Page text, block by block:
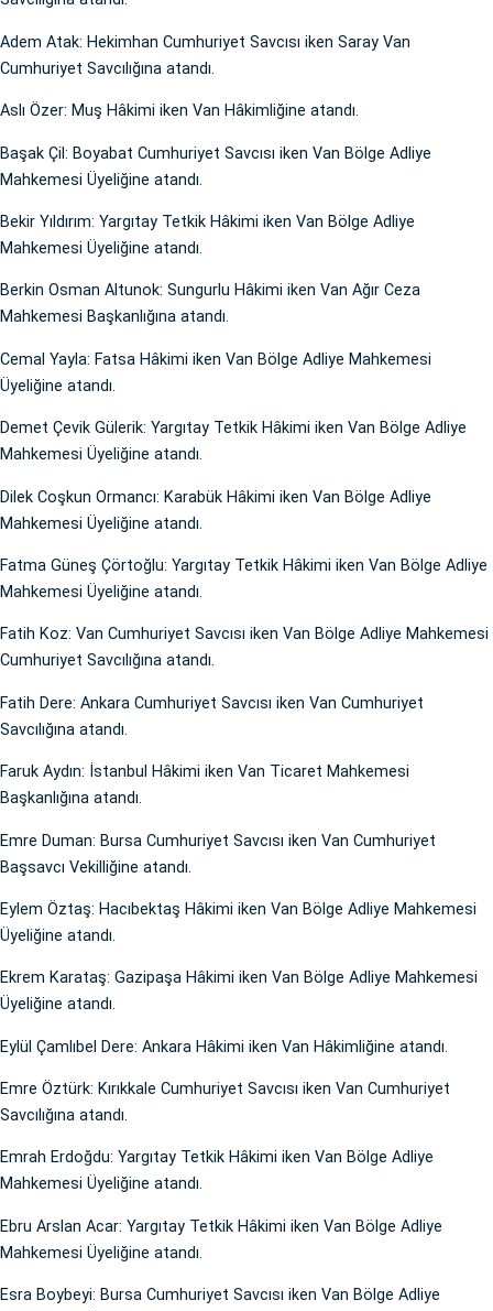
Adem Atak: Hekimhan Cumhuriyet Savcısı iken Saray Van
Cumhuriyet Savcılığına atandı.
Aslı Özer: Muş Hâkimi iken Van Hâkimliğine atandı.
Başak Çil: Boyabat Cumhuriyet Savcısı iken Van Bölge Adliye
Mahkemesi Üyeliğine atandı.
Bekir Yıldırım: Yargıtay Tetkik Hâkimi iken Van Bölge Adliye
Mahkemesi Üyeliğine atandı.
Berkin Osman Altunok: Sungurlu Hâkimi iken Van Ağır Ceza
Mahkemesi Başkanlığına atandı.
Cemal Yayla: Fatsa Hâkimi iken Van Bölge Adliye Mahkemesi
Üyeliğine atandı.
Demet Çevik Gülerik: Yargıtay Tetkik Hâkimi iken Van Bölge Adliye
Mahkemesi Üyeliğine atandı.
Dilek Coşkun Ormancı: Karabük Hâkimi iken Van Bölge Adliye
Mahkemesi Üyeliğine atandı.
Fatma Güneş Çörtoğlu: Yargıtay Tetkik Hâkimi iken Van Bölge Adliye
Mahkemesi Üyeliğine atandı.
Fatih Koz: Van Cumhuriyet Savcısı iken Van Bölge Adliye Mahkemesi
Cumhuriyet Savcılığına atandı.
Fatih Dere: Ankara Cumhuriyet Savcısı iken Van Cumhuriyet
Savcılığına atandı.
Faruk Aydın: İstanbul Hâkimi iken Van Ticaret Mahkemesi
Başkanlığına atandı.
Emre Duman: Bursa Cumhuriyet Savcısı iken Van Cumhuriyet
Başsavcı Vekilliğine atandı.
Eylem Öztaş: Hacıbektaş Hâkimi iken Van Bölge Adliye Mahkemesi
Üyeliğine atandı.
Ekrem Karataş: Gazipaşa Hâkimi iken Van Bölge Adliye Mahkemesi
Üyeliğine atandı.
Eylül Çamlıbel Dere: Ankara Hâkimi iken Van Hâkimliğine atandı.
Emre Öztürk: Kırıkkale Cumhuriyet Savcısı iken Van Cumhuriyet
Savcılığına atandı.
Emrah Erdoğdu: Yargıtay Tetkik Hâkimi iken Van Bölge Adliye
Mahkemesi Üyeliğine atandı.
Ebru Arslan Acar: Yargıtay Tetkik Hâkimi iken Van Bölge Adliye
Mahkemesi Üyeliğine atandı.
Esra Boybeyi: Bursa Cumhuriyet Savcısı iken Van Bölge Adliye